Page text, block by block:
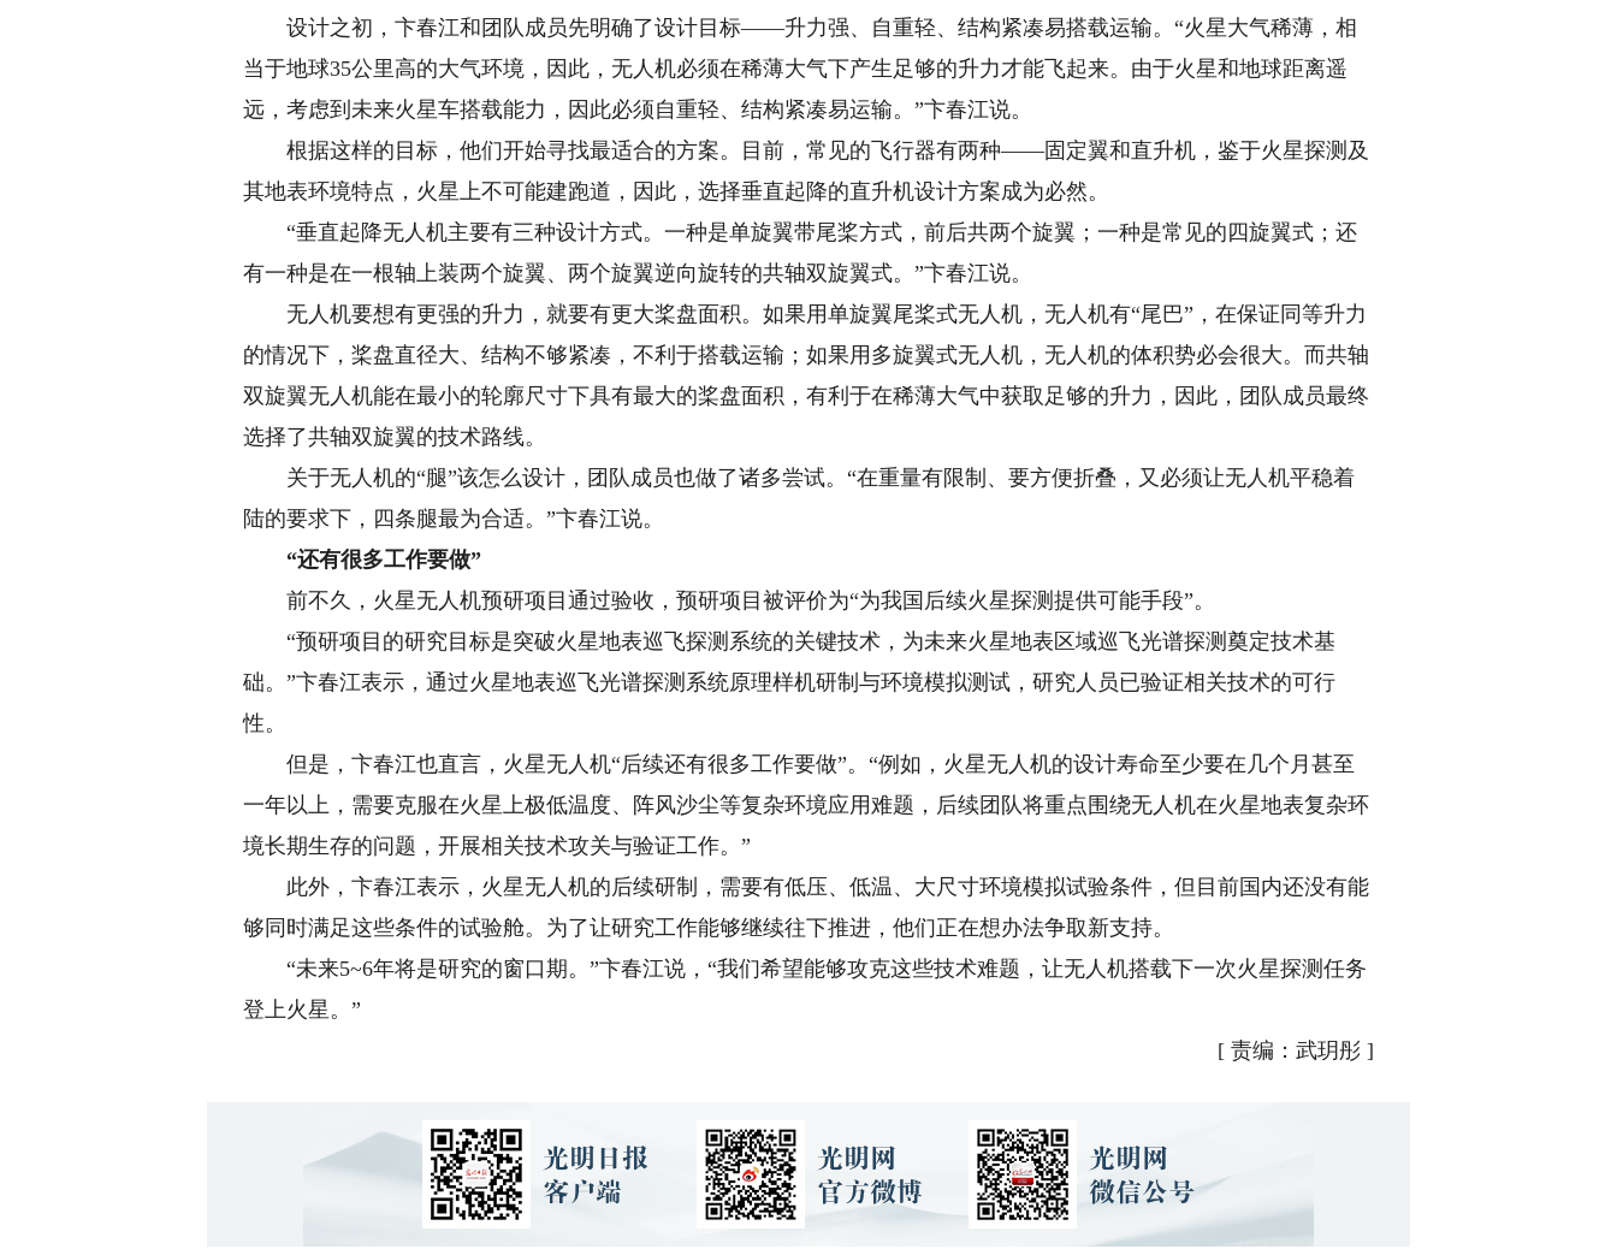
设计之初，卞春江和团队成员先明确了设计目标——升力强、自重轻、结构紧凑易搭载运输。“火星大气稀薄，相
当于地球35公里高的大气环境，因此，无人机必须在稀薄大气下产生足够的升力才能飞起来。由于火星和地球距离遥
远，考虑到未来火星车搭载能力，因此必须自重轻、结构紧凑易运输。”卞春江说。
根据这样的目标，他们开始寻找最适合的方案。目前，常见的飞行器有两种——固定翼和直升机，鉴于火星探测及
其地表环境特点，火星上不可能建跑道，因此，选择垂直起降的直升机设计方案成为必然。
“垂直起降无人机主要有三种设计方式。一种是单旋翼带尾桨方式，前后共两个旋翼；一种是常见的四旋翼式；还
有一种是在一根轴上装两个旋翼、两个旋翼逆向旋转的共轴双旋翼式。”卞春江说。
无人机要想有更强的升力，就要有更大桨盘面积。如果用单旋翼尾桨式无人机，无人机有“尾巴”，在保证同等升力
的情况下，桨盘直径大、结构不够紧凑，不利于搭载运输；如果用多旋翼式无人机，无人机的体积势必会很大。而共轴
双旋翼无人机能在最小的轮廓尺寸下具有最大的桨盘面积，有利于在稀薄大气中获取足够的升力，因此，团队成员最终
选择了共轴双旋翼的技术路线。
关于无人机的“腿”该怎么设计，团队成员也做了诸多尝试。“在重量有限制、要方便折叠，又必须让无人机平稳着
陆的要求下，四条腿最为合适。”卞春江说。
“还有很多工作要做”
前不久，火星无人机预研项目通过验收，预研项目被评价为“为我国后续火星探测提供可能手段”。
“预研项目的研究目标是突破火星地表巡飞探测系统的关键技术，为未来火星地表区域巡飞光谱探测奠定技术基
础。”卞春江表示，通过火星地表巡飞光谱探测系统原理样机研制与环境模拟测试，研究人员已验证相关技术的可行
性。
但是，卞春江也直言，火星无人机“后续还有很多工作要做”。“例如，火星无人机的设计寿命至少要在几个月甚至
一年以上，需要克服在火星上极低温度、阵风沙尘等复杂环境应用难题，后续团队将重点围绕无人机在火星地表复杂环
境长期生存的问题，开展相关技术攻关与验证工作。”
此外，卞春江表示，火星无人机的后续研制，需要有低压、低温、大尺寸环境模拟试验条件，但目前国内还没有能
够同时满足这些条件的试验舱。为了让研究工作能够继续往下推进，他们正在想办法争取新支持。
“未来5~6年将是研究的窗口期。”卞春江说，“我们希望能够攻克这些技术难题，让无人机搭载下一次火星探测任务
登上火星。”
[ 责编：武玥彤 ]